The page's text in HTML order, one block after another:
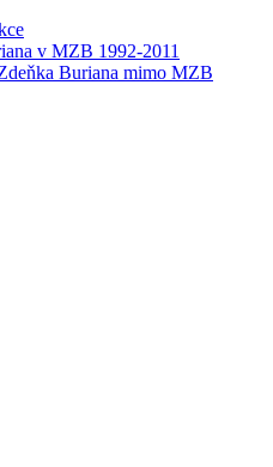
v MZB 1992-2011
Buriana mimo MZB